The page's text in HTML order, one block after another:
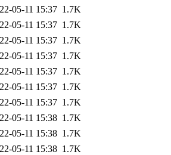
05-11 15:37 1.7K
05-11 15:37 1.7K
05-11 15:37 1.7K
05-11 15:37 1.7K
05-11 15:37 1.7K
05-11 15:37 1.7K
05-11 15:37 1.7K
05-11 15:38 1.7K
05-11 15:38 1.7K
05-11 15:38 1.7K